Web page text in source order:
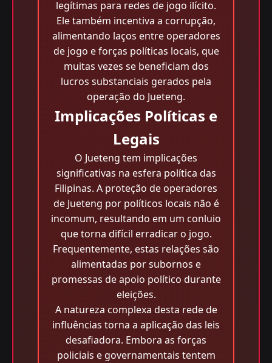
legítimas para redes de jogo ilícito.
Ele também incentiva a corrupção,
alimentando laços entre operadores
de jogo e forças políticas locais, que
muitas vezes se beneficiam dos
lucros substanciais gerados pela
operação do Jueteng.
Implicações Políticas e
Legais
O Jueteng tem implicações
significativas na esfera política das
Filipinas. A proteção de operadores
de Jueteng por políticos locais não é
incomum, resultando em um conluio
que torna difícil erradicar o jogo.
Frequentemente, estas relações são
alimentadas por subornos e
promessas de apoio político durante
eleições.
A natureza complexa desta rede de
influências torna a aplicação das leis
desafiadora. Embora as forças
policiais e governamentais tentem